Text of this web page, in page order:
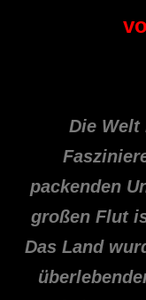
Die Welt
packenden
großen Flut
Das Land